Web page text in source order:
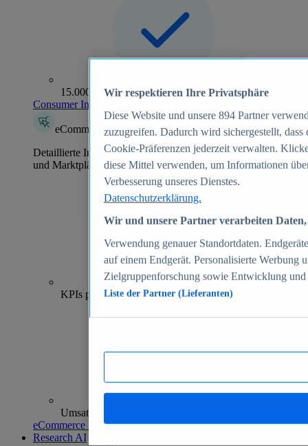
15.000+ Marken
Consumer Insights entdecken
eCommerce Insights
Detaillierte Informationen zu mehr als 39.000 Online-Shops
und Marktplätzen
70+
KPIs pro Shop
Umsatzanalysen und -prognosen
eCommerce Insights entdecken
Research AI
Wir respektieren Ihre Privatsphäre
Diese Website und unsere 894 Partner
zuzugreifen. Dadurch wird sichergestellt,
Cookie-Präferenzen jederzeit verwalten.
diese Mittel verwenden, um Informationen
Verbesserung unseres Dienstes.
Datenschutzerklärung.
Wir und unsere Partner verarbeiten
Verwendung genauer Standortdaten.
auf einem Endgerät. Personalisierte Werbung
Zielgruppenforschung sowie Entwicklung
Liste der Partner (Lieferanten)